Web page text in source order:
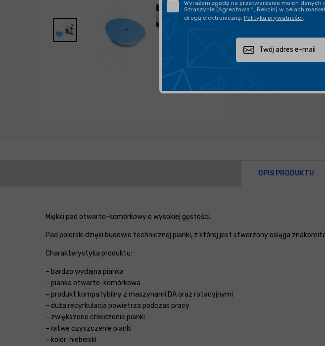
Zapytaj o produkt
OPIS PRODUKTU
Miękki pad otwarto-komórkowy o wysokiej gęstości.
Pad polerski dzięki budowie technicznej pianki, z której jest stworzony osiąga
Charakterystyka produktu:
– bardzo wydajna pianka
– pianka otwarto-komórkowa
– produkt kompatybilny z maszynami DA oraz rotacyjnymi
– duża recyrkulacja powietrza podczas pracy
– zwiększone chłodzenie pianki
– łatwe czyszczenie pianki
– kolor: niebieski
Wyrażam zgodę na przetwarzanie moich danych
Straszynie (Agrestowa 1, Rekcin) w celach
drogą elektroniczną. Polityka prywatności